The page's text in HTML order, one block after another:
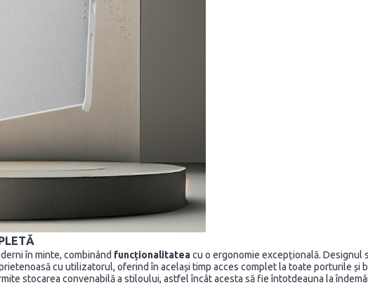
în minte, combinând funcționalitateacu o ergonomie excepțională. Designul
cu utilizatorul, oferind în același timp acces complet la toate porturile
stocarea convenabilă a stiloului, astfel încât acesta să fie întotdeauna la